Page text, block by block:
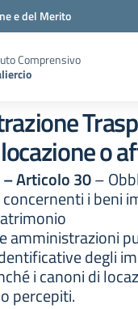
e del Merito
Comprensivo
o
Articolo 30–
i beni
amministrazioni
degli
i canoni di
percepiti.